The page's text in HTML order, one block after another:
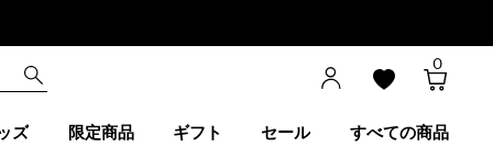
0
ズ 限定商品 ギフト セール すべての商品